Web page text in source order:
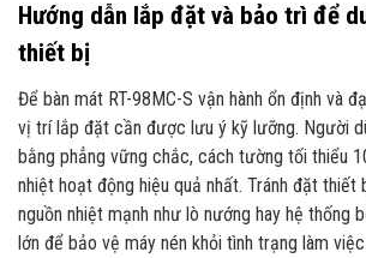
Hướng dẫn lắp đặt và bảo trì để
thiết bị
Để bàn mát RT-98MC-S vận hành ổn định và
vị trí lắp đặt cần được lưu ý kỹ lưỡng. Người
bằng phẳng vững chắc, cách tường tối thiểu
nhiệt hoạt động hiệu quả nhất. Tránh đặt thiết
nguồn nhiệt mạnh như lò nướng hay hệ thống
lớn để bảo vệ máy nén khỏi tình trạng làm